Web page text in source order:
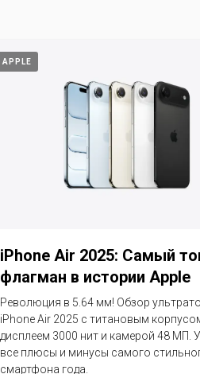
APPLE
iPhone Air 2025: Самый
флагман в истории Apple
Революция в 5.64 мм! Обзор
iPhone Air 2025 с титановым
дисплеем 3000 нит и камерой 48 МП.
все плюсы и минусы самого
смартфона года.